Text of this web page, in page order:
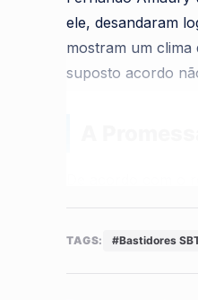
ele, desandaram
mostram um clima
suposto acordo
A
De acordo com o
Ele afirma que
TAGS: #Bastidores